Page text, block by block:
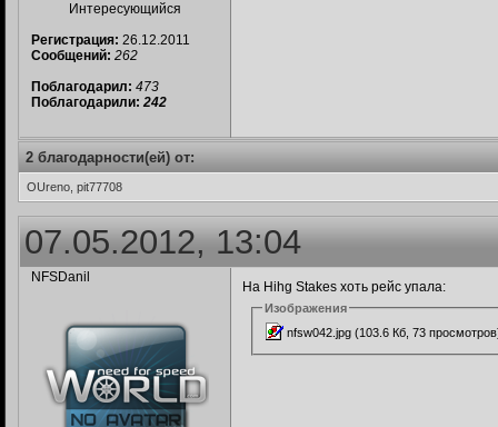
Интересующийся
Регистрация: 26.12.2011
Сообщений: 262
Поблагодарил: 473
Поблагодарили: 242
2 благодарности(ей) от:
OUreno, pit77708
07.05.2012, 13:04
NFSDanil
На Hihg Stakes хоть рейс упала:
Изображения
nfsw042.jpg (103.6 Кб, 73